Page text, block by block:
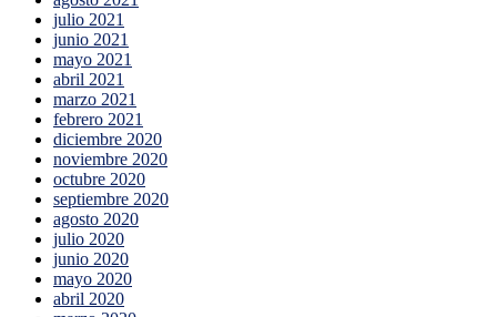
julio 2021
junio 2021
mayo 2021
abril 2021
marzo 2021
febrero 2021
diciembre 2020
noviembre 2020
octubre 2020
septiembre 2020
agosto 2020
julio 2020
junio 2020
mayo 2020
abril 2020